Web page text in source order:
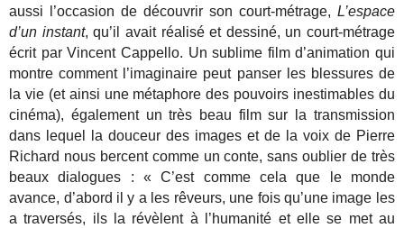
aussi l’occasion de découvrir son court-métrage, L’espace
d’un instant, qu’il avait réalisé et dessiné, un court-métrage
écrit par Vincent Cappello. Un sublime film d’animation qui
montre comment l’imaginaire peut panser les blessures de
la vie (et ainsi une métaphore des pouvoirs inestimables du
cinéma), également un très beau film sur la transmission
dans lequel la douceur des images et de la voix de Pierre
Richard nous bercent comme un conte, sans oublier de très
beaux dialogues : « C’est comme cela que le monde
avance, d’abord il y a les rêveurs, une fois qu’une image les
a traversés, ils la révèlent à l’humanité et elle se met au